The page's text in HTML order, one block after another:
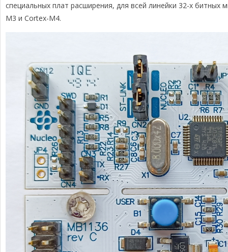
специальных плат расширения, для всей линейки 32-х битных
M3 и Cortex-M4.